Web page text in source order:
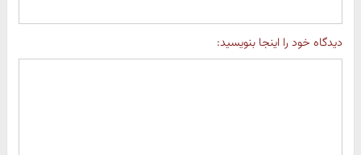
دیدگاه خود را اینجا بنویسید: